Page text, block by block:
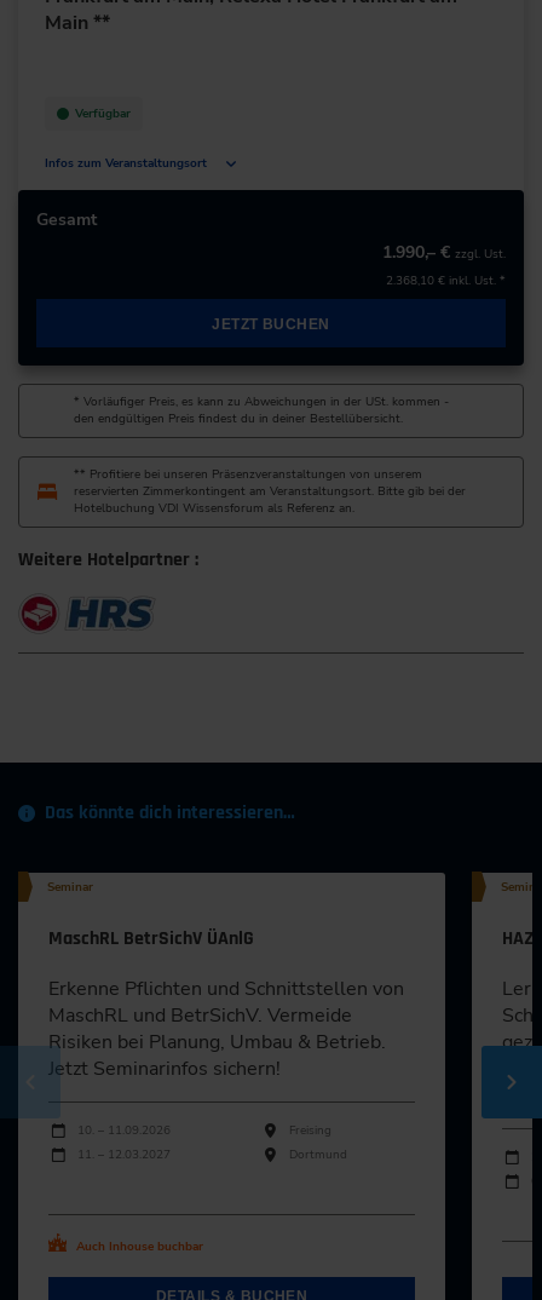
+49 211/239486-0
Main **
Verfügbar
Infos zum Veranstaltungsort
Lurgiallee 2
60439 Frankfurt am Main
+49 69/95778-0
Gesamt
1.990,– € zzgl. Ust.
2.368,10 € inkl. Ust. *
JETZT BUCHEN
* Vorläufiger Preis, es kann zu Abweichungen in der USt. kommen -
den endgültigen Preis findest du in deiner Bestellübersicht.
** Profitiere bei unseren Präsenzveranstaltungen von unserem
reservierten Zimmerkontingent am Veranstaltungsort. Bitte gib bei der
Hotelbuchung VDI Wissensforum als Referenz an.
Weitere Hotelpartner :
Das könnte dich interessieren…
Seminar
MaschRL BetrSichV ÜAnlG
Erkenne Pflichten und Schnittstellen von
MaschRL und BetrSichV. Vermeide
Risiken bei Planung, Umbau & Betrieb.
Jetzt Seminarinfos sichern!
Durchführungen
Veranstaltungsdatum Veranstaltungsort
10. – 11.09.2026
Freising
11. – 12.03.2027
Dortmund
Auch Inhouse buchbar
DETAILS & BUCHEN